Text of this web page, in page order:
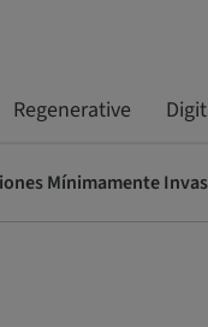
Regenerative
Mínimamente